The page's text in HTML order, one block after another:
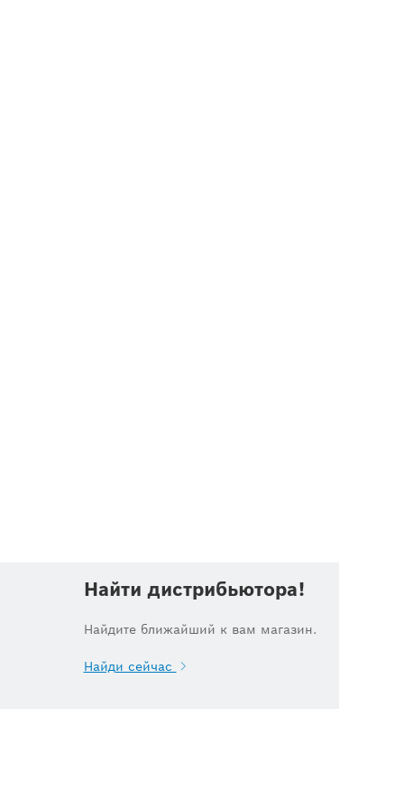
Найти дистрибьютора!
Найдите ближайший к вам магазин.
Найди сейчас